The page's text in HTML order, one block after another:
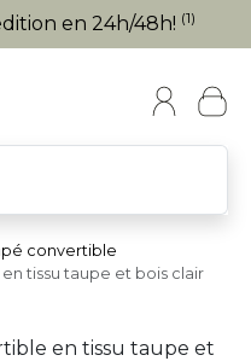
en 24h/48h! (1)
convertible
tissu taupe et bois clair
en tissu taupe et